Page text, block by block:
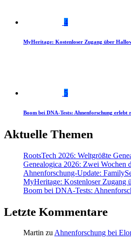
4
MyHeritage: Kostenloser Zugang über
5
Boom bei DNA-Tests: Ahnenforschung erlebt
Aktuelle Themen
RootsTech 2026: Weltgrößte
Genealogica 2026: Zwei Wochen
Ahnenforschung-Update:
MyHeritage: Kostenloser Zugang
Boom bei DNA-Tests:
Letzte Kommentare
Martin zu Ahnenforschung bei